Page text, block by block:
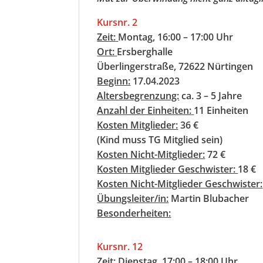
Kursnr. 2
Zeit: Montag, 16:00 – 17:00 Uhr
Ort: Ersberghalle
Überlingerstraße, 72622 Nürtingen
Beginn: 17.04.2023
Altersbegrenzung:ca. 3 – 5 Jahre
Anzahl der Einheiten: 11 Einheiten
Kosten Mitglieder:36 €
(Kind muss TG Mitglied sein)
Kosten Nicht-Mitglieder:72 €
Kosten Mitglieder Geschwister: 18 €
Kosten Nicht-Mitglieder Geschwister:
Übungsleiter/in: Martin Blubacher
Besonderheiten:
Kursnr. 12